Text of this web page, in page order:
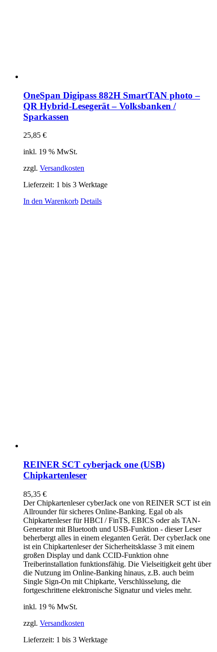
OneSpan Digipass 882H SmartTAN photo –
QR Hybrid-Lesegerät – Volksbanken /
Sparkassen
25,85 €
inkl. 19 % MwSt.
zzgl. Versandkosten
Lieferzeit: 1 bis 3 Werktage
In den Warenkorb Details
REINER SCT cyberjack one (USB)
Chipkartenleser
85,35 €
Der Chipkartenleser cyberJack one von REINER SCT ist ein
Allrounder für sicheres Online-Banking. Egal ob als
Chipkartenleser für HBCI / FinTS, EBICS oder als TAN-
Generator mit Bluetooth und USB-Funktion - dieser Leser
beherbergt alles in einem eleganten Gerät. Der cyberJack one
ist ein Chipkartenleser der Sicherheitsklasse 3 mit einem
großen Display und dank CCID-Funktion ohne
Treiberinstallation funktionsfähig. Die Vielseitigkeit geht über
die Nutzung im Online-Banking hinaus, z.B. auch beim
Single Sign-On mit Chipkarte, Verschlüsselung, die
fortgeschrittene elektronische Signatur und vieles mehr.
inkl. 19 % MwSt.
zzgl. Versandkosten
Lieferzeit: 1 bis 3 Werktage